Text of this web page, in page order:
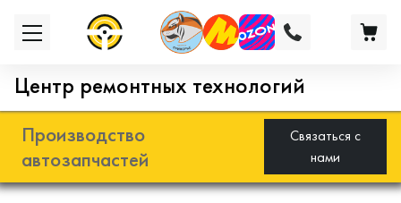
Центр ремонтных технологий
Производство
автозапчастей
Связаться с
нами